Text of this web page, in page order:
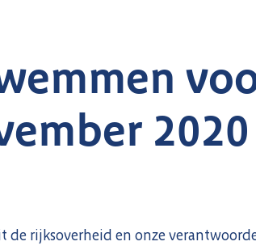
2020
de rijksoverheid en onze